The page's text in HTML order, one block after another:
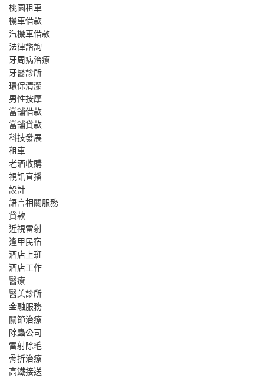
桃園租車
機車借款
汽機車借款
法律諮詢
牙周病治療
牙醫診所
環保清潔
男性按摩
當舖借款
當舖貸款
科技發展
租車
老酒收購
視訊直播
設計
語言相關服務
貸款
近視雷射
逢甲民宿
酒店上班
酒店工作
醫療
醫美診所
金融服務
關節治療
除蟲公司
雷射除毛
骨折治療
高鐵接送